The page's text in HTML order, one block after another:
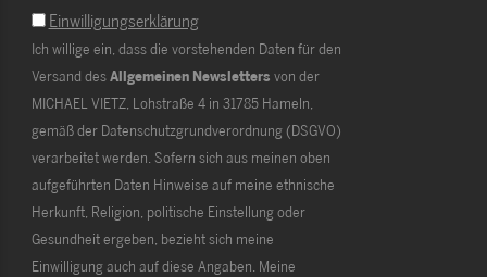
Einwilligungserklärung
Ich willige ein, dass die vorstehenden Daten für den
Versand desAllgemeinen Newsletters von der
MICHAEL VIETZ, Lohstraße 4 in 31785 Hameln,
gemäß der Datenschutzgrundverordnung (DSGVO)
verarbeitet werden. Sofern sich aus meinen oben
aufgeführten Daten Hinweise auf meine ethnische
Herkunft, Religion, politische Einstellung oder
Gesundheit ergeben, bezieht sich meine
Einwilligung auch auf diese Angaben. Meine